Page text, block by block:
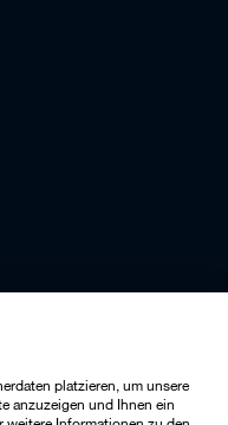
platzieren, um unsere
anzuzeigen und Ihnen ein